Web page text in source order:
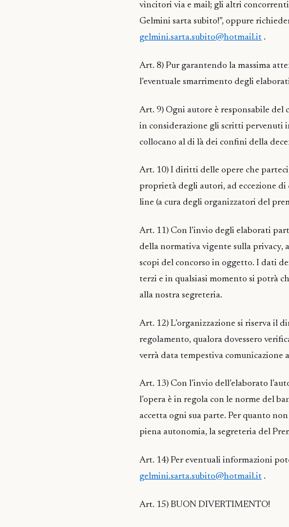
vincitori via e mail; gli altri
Gelmini sarta subito!”, oppure
gelmini.sarta.subito@hotmail.it .
Art. 8) Pur garantendo la massima
l’eventuale smarrimento degli
Art. 9) Ogni autore è responsabile
in considerazione gli scritti pervenuti
collocano al di là dei confini della
Art. 10) I diritti delle opere che
proprietà degli autori, ad eccezione
line (a cura degli organizzatori del
Art. 11) Con l’invio degli elaborati
della normativa vigente sulla
scopi del concorso in oggetto. I dati
terzi e in qualsiasi momento si potrà
alla nostra segreteria.
Art. 12) L’organizzazione si riserva il
regolamento, qualora dovessero
verrà data tempestiva comunicazione
Art. 13) Con l’invio dell’elaborato
l’opera è in regola con le norme del
accetta ogni sua parte. Per quanto
piena autonomia, la segreteria del
Art. 14) Per eventuali informazioni
gelmini.sarta.subito@hotmail.it .
Art. 15) BUON DIVERTIMENTO!